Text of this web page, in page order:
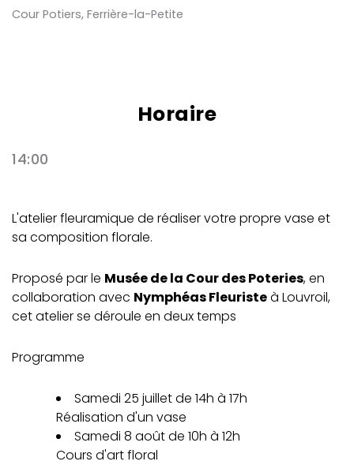
Cour Potiers, Ferrière-la-Petite
Horaire
14:00
L'atelier fleuramique de réaliser votre propre vase et
sa composition florale.
Proposé par le Musée de la Cour des Poteries, en
collaboration avec Nymphéas Fleuristeà Louvroil,
cet atelier se déroule en deux temps
Programme
Samedi 25 juillet de 14h à 17h
Réalisation d'un vase
Samedi 8 août de 10h à 12h
Cours d'art floral